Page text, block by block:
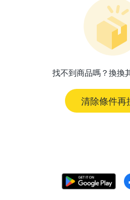
找不到商品嗎？換換
清除條件再